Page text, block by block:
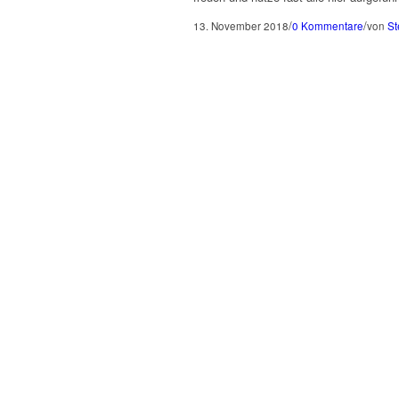
13. November 2018/0 Kommentare/von